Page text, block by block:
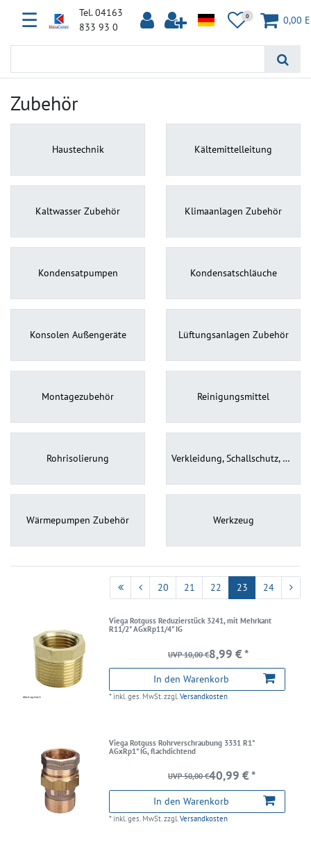
☰
Tel. 04163
833 93 0
0 0,00
Zubehör
Haustechnik Kältemittelleitung
Kaltwasser Zubehör Klimaanlagen Zubehör
Kondensatpumpen Kondensatschläuche
Konsolen Außengeräte Lüftungsanlagen Zubehör
Montagezubehör Reinigungsmittel
Rohrisolierung Verkleidung, Schallschutz, Gehäuse
Wärmepumpen Zubehör Werkzeug
20 21 22 23 24
Viega Rotguss Reduzierstück 3241, mit Mehrkant
R11/2" AGxRp11/4" IG
UVP 10,00 €8,99 € *
In den Warenkorb
* inkl. ges. MwSt.zzgl.Versandkosten
Viega Rotguss Rohrverschraubung 3331 R1"
AGxRp1" IG, flachdichtend
UVP 50,00 €40,99 € *
In den Warenkorb
* inkl. ges. MwSt. zzgl.Versandkosten